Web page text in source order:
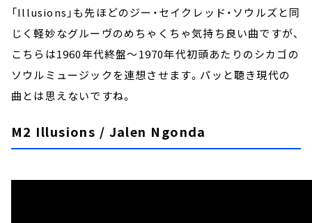
「Illusions」も先ほどのジー・セイクレッド・ソウルズと同
じく軽妙なグルーヴのめちゃくちゃ気持ち良い曲ですが、
こちらは1960年代終盤～1970年代初頭あたりのシカゴの
ソウルミュージックを連想させます。パッと聴き現代の
曲とは思えないですね。
M2 Illusions / Jalen Ngonda